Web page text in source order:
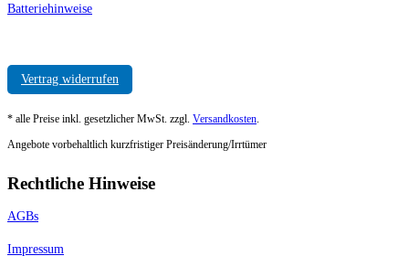
Batteriehinweise
Vertrag widerrufen
* alle Preise inkl. gesetzlicher MwSt. zzgl. Versandkosten
Angebote vorbehaltlich kurzfristiger Preisänderung/Irrtümer
Rechtliche Hinweise
AGBs
Impressum